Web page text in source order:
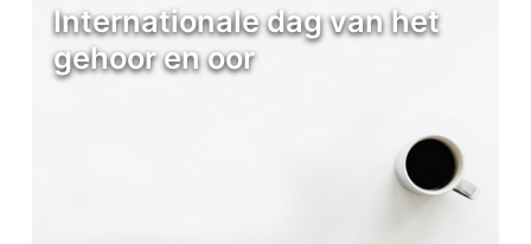
Internationale dag van het
gehoor en oor